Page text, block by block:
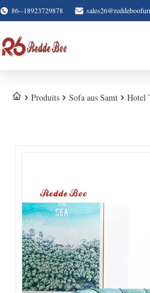
86--18923729878
Produits Sofa aus Samt Hotel